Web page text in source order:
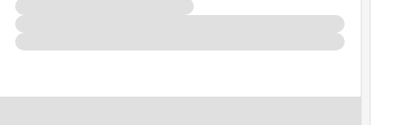
Datos
Artificial